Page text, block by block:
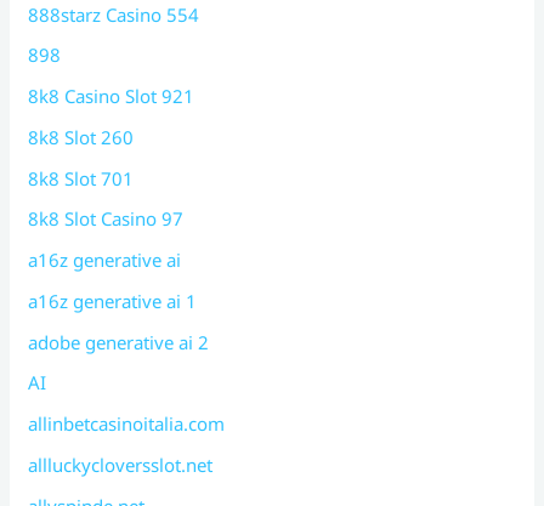
888starz Casino 554
898
8k8 Casino Slot 921
8k8 Slot 260
8k8 Slot 701
8k8 Slot Casino 97
a16z generative ai
a16z generative ai 1
adobe generative ai 2
AI
allinbetcasinoitalia.com
allluckycloversslot.net